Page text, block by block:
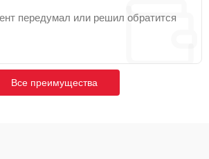
передумал или решил обратится
Все преимущества